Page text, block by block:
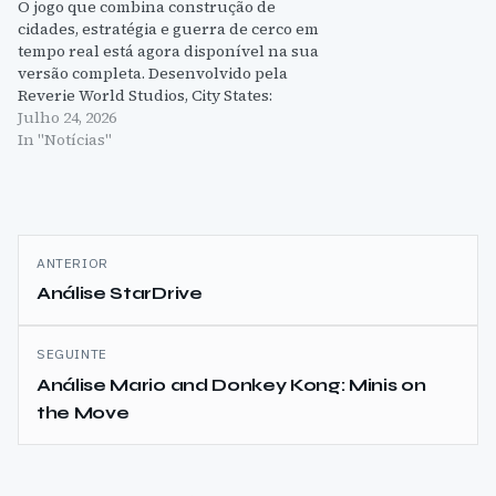
O jogo que combina construção de
cidades, estratégia e guerra de cerco em
tempo real está agora disponível na sua
versão completa. Desenvolvido pela
Reverie World Studios, City States:
Medieval permite aos jogadores construir
um império comercial a partir de uma
Julho 24, 2026
In "Notícias"
Navegação
de
artigos
ANTERIOR
Análise StarDrive
SEGUINTE
Análise Mario and Donkey Kong: Minis on
the Move